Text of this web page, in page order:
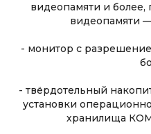
видеопамяти и более,
видеопамяти
- монитор с
- твёрдотельный
установки
хранилища